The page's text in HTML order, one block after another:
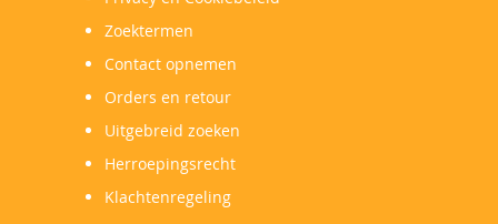
Zoektermen
Contact opnemen
Orders en retour
Uitgebreid zoeken
Herroepingsrecht
Klachtenregeling